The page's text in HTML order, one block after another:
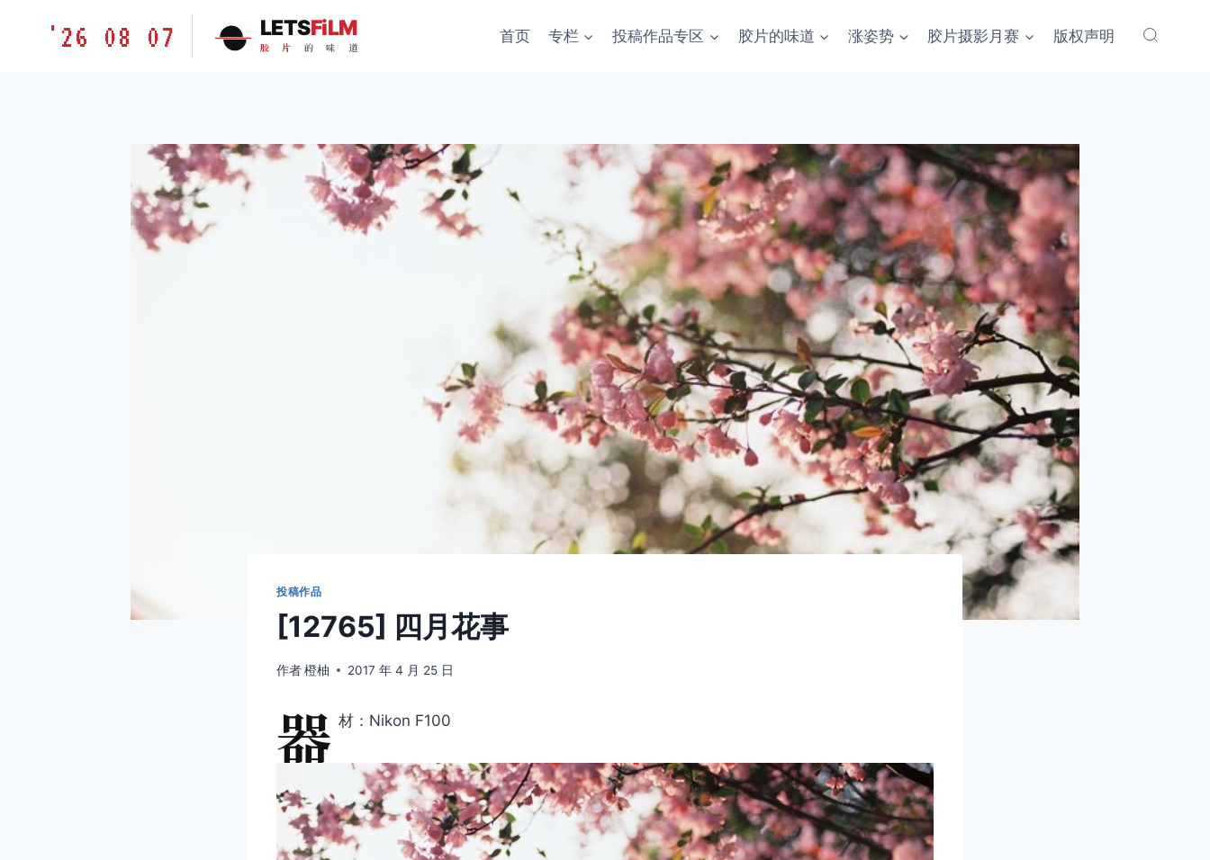
胶'26 08 07 LETSFiLM
胶 片 的 味 道
首页 专栏 投稿作品专区 胶片的味道 涨姿势 胶片摄影月赛 版权声明
投稿作品
[12765] 四月花事
作者橙柚 2017 年 4 月 25 日
器 材：Nikon F100